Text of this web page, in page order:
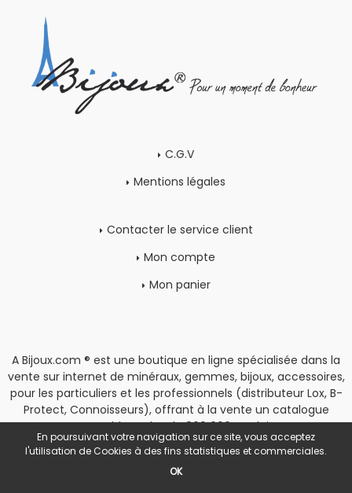
C.G.V
Mentions légales
Contacter le service client
Mon compte
Mon panier
A Bijoux.com ® est une boutique en ligne spécialisée dans la
vente sur internet de minéraux, gemmes, bijoux, accessoires,
pour les particuliers et les professionnels (distributeur Lox, B-
Protect, Connoisseurs), offrant à la vente un catalogue
rassemblant plus de 800 000 produits.
Copyright| Espace Pro
POWERED BY YPROXIMITÉ / STORE FACTORY
En poursuivant votre navigation sur ce site, vous acceptez
l'utilisation de Cookies à des fins statistiques et commerciales.
OK